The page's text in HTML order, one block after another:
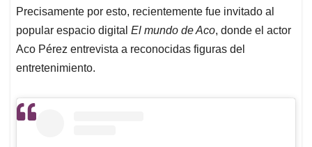
Precisamente por esto, recientemente fue invitado al
popular espacio digital El mundo de Aco, donde el actor
Aco Pérez entrevista a reconocidas figuras del
entretenimiento.